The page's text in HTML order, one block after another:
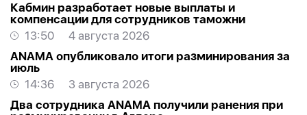
Кабмин разработает новые выплаты и
компенсации для сотрудников таможни
13:50
4 августа 2026
ANAMA опубликовало итоги разминирования за
июль
14:36
3 августа 2026
Два сотрудника ANAMA получили ранения при